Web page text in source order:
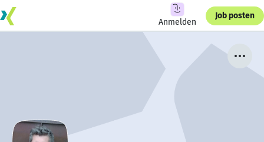
Anmelden
Job posten